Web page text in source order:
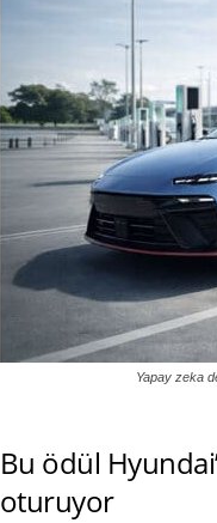
Yapay zeka
Bu ödül
oturuyor